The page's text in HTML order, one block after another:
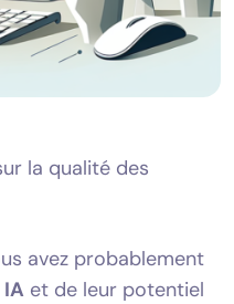
la qualité des
avez probablement
et de leur potentiel